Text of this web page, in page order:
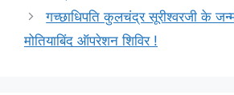
गच्छाधिपति कुलचंद्र सूरीश्वरजी के
मोतियाबिंद ऑपरेशन शिविर !